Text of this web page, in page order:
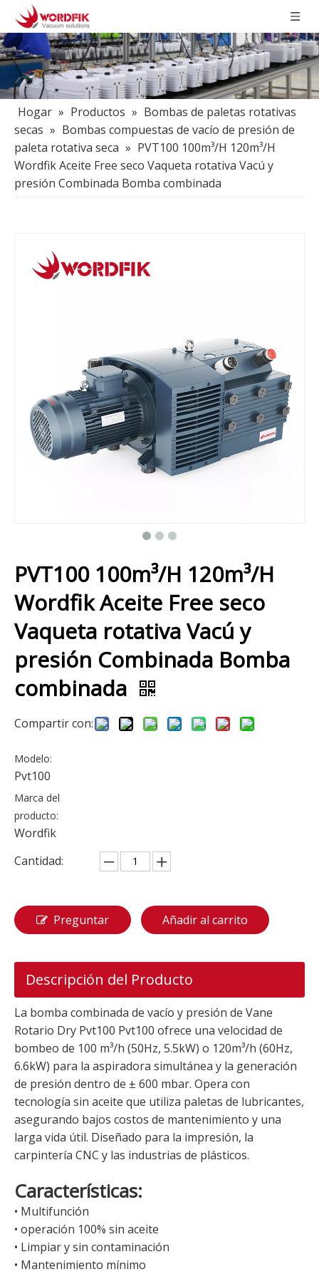
Hogar » Productos » Bombas de paletas rotativas
secas » Bombas compuestas de vacío de presión de
paleta rotativa seca » PVT100 100m³/H 120m³/H
Wordfik Aceite Free seco Vaqueta rotativa Vacú y
presión Combinada Bomba combinada
PVT100 100m³/H 120m³/H
Wordfik Aceite Free seco
Vaqueta rotativa Vacú y
presión Combinada Bomba
combinada
Compartir con:
Modelo:
Pvt100
Marca del
producto:
Wordfik
Cantidad:
Preguntar Añadir al carrito
Descripción del Producto
La bomba combinada de vacío y presión de Vane
Rotario Dry Pvt100 Pvt100 ofrece una velocidad de
bombeo de 100 m³/h (50Hz, 5.5kW) o 120m³/h (60Hz,
6.6kW) para la aspiradora simultánea y la generación
de presión dentro de ± 600 mbar. Opera con
tecnología sin aceite que utiliza paletas de lubricantes,
asegurando bajos costos de mantenimiento y una
larga vida útil. Diseñado para la impresión, la
carpintería CNC y las industrias de plásticos.
Características:
• Multifunción
• operación 100% sin aceite
• Limpiar y sin contaminación
• Mantenimiento mínimo